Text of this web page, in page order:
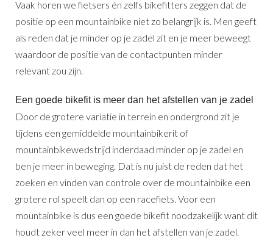
Vaak horen we fietsers én zelfs bikefitters zeggen dat de
positie op een mountainbike niet zo belangrijk is. Men geeft
als reden dat je minder op je zadel zit en je meer beweegt
waardoor de positie van de contactpunten minder
relevant zou zijn.
Een goede bikefit is meer dan het afstellen van je zadel
Door de grotere variatie in terrein en ondergrond zit je
tijdens een gemiddelde mountainbikerit of
mountainbikewedstrijd inderdaad minder op je zadel en
ben je meer in beweging. Dat is nu juist de reden dat het
zoeken en vinden van controle over de mountainbike een
grotere rol speelt dan op een racefiets. Voor een
mountainbike is dus een goede bikefit noodzakelijk want dit
houdt zeker veel meer in dan het afstellen van je zadel.